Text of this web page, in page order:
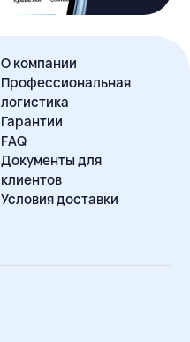
О компании
Профессиональная
логистика
Гарантии
FAQ
Документы для
клиентов
Условия доставки